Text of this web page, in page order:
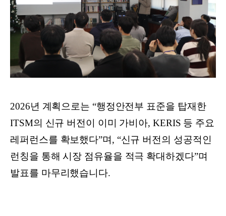
2026년 계획으로는 “행정안전부 표준을 탑재한
ITSM의 신규 버전이 이미 가비아, KERIS 등 주요
레퍼런스를 확보했다”며, “신규 버전의 성공적인
런칭을 통해 시장 점유율을 적극 확대하겠다”며
발표를 마무리했습니다.